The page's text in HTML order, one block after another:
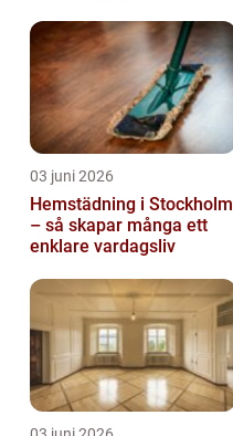
03 juni 2026
Hemstädning i Stockholm
– så skapar många ett
enklare vardagsliv